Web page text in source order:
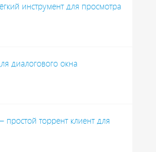
инструмент для просмотра
диалогового окна
торрент клиент для